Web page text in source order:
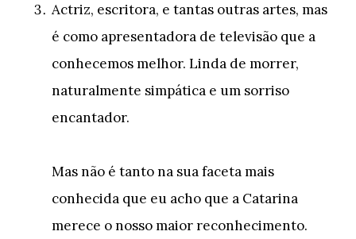
Actriz, escritora, e tantas outras artes, mas
é como apresentadora de televisão que a
conhecemos melhor. Linda de morrer,
naturalmente simpática e um sorriso
encantador.
Mas não é tanto na sua faceta mais
conhecida que eu acho que a Catarina
merece o nosso maior reconhecimento.